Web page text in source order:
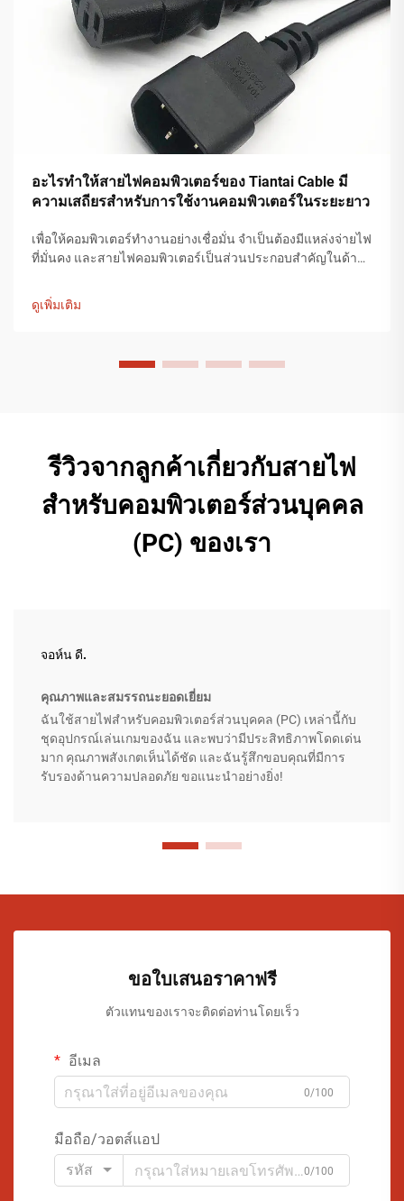
อะไรทำให้สายไฟคอมพิวเตอร์ของ Tiantai Cable มี
ความเสถียรสำหรับการใช้งานคอมพิวเตอร์ในระยะยาว
เพื่อให้คอมพิวเตอร์ทำงานอย่างเชื่อมั่น จำเป็นต้องมีแหล่งจ่ายไฟ
ที่มั่นคง และสายไฟคอมพิวเตอร์เป็นส่วนประกอบสำคัญในด้าน
และได้รับความไว้วางใจจากผู้ใช้จำนวนมาก...
ดูเพิ่มเติม
รีวิวจากลูกค้าเกี่ยวกับสายไฟ
สำหรับคอมพิวเตอร์ส่วนบุคคล
(PC) ของเรา
จอห์น ดี.
คุณภาพและสมรรถนะยอดเยี่ยม
ฉันใช้สายไฟสำหรับคอมพิวเตอร์ส่วนบุคคล (PC) เหล่านี้กับ
ชุดอุปกรณ์เล่นเกมของฉัน และพบว่ามีประสิทธิภาพโดดเด่น
มาก คุณภาพสังเกตเห็นได้ชัด และฉันรู้สึกขอบคุณที่มีการ
รับรองด้านความปลอดภัย ขอแนะนำอย่างยิ่ง!
ขอใบเสนอราคาฟรี
ตัวแทนของเราจะติดต่อท่านโดยเร็ว
อีเมล
0/100
มือถือ/วอตส์แอป
รหัส
0/100